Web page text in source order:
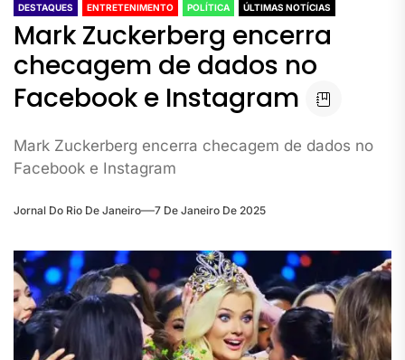
DESTAQUES ENTRETENIMENTO POLÍTICA ÚLTIMAS NOTÍCIAS
Mark Zuckerberg encerra
checagem de dados no
Facebook e Instagram
Mark Zuckerberg encerra checagem de dados no
Facebook e Instagram
Jornal Do Rio De Janeiro 7 De Janeiro De 2025